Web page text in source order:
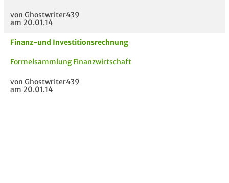
von Ghostwriter439
am 20.01.14
Finanz-und Investitionsrechnung
Formelsammlung Finanzwirtschaft
von Ghostwriter439
am 20.01.14